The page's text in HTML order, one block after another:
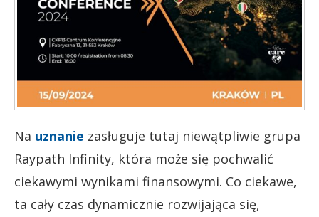
Na uznanie zasługuje tutaj niewątpliwie grupa
Raypath Infinity, która może się pochwalić
ciekawymi wynikami finansowymi. Co ciekawe,
ta cały czas dynamicznie rozwijająca się,